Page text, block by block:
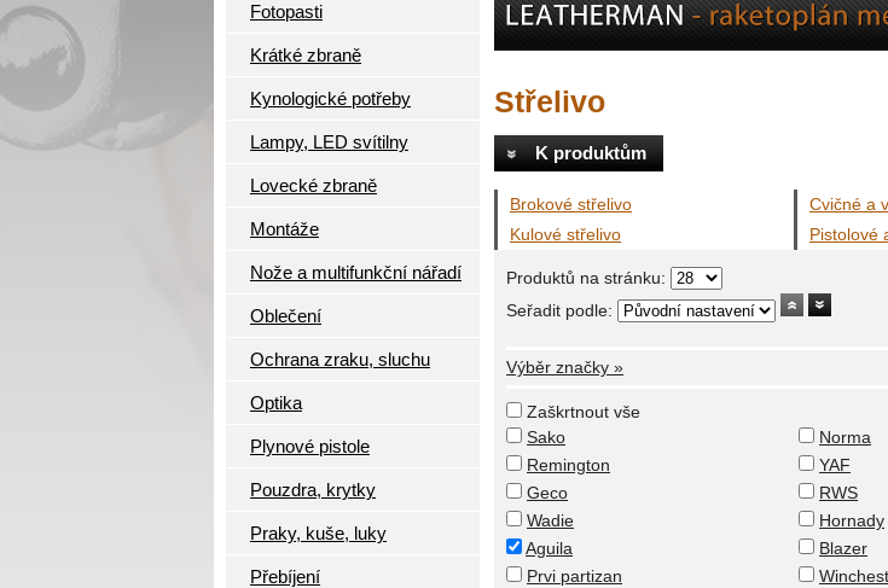
Fotopasti
Krátké zbraně
Kynologické potřeby
Lampy, LED svítilny
Lovecké zbraně
Montáže
Nože a multifunkční nářadí
Oblečení
Ochrana zraku, sluchu
Optika
Plynové pistole
Pouzdra, krytky
Praky, kuše, luky
Přebíjení
Střelivo
K produktům
Brokové střelivo Cvičné a
Kulové střelivo
Pistolové
Produktů na stránku:
Seřadit podle:
Výběr značky »
Zaškrtnout vše
Sako
Norma
Remington
YAF
Geco
RWS
Wadie
Hornady
Aguila
Blazer
Prvi partizan